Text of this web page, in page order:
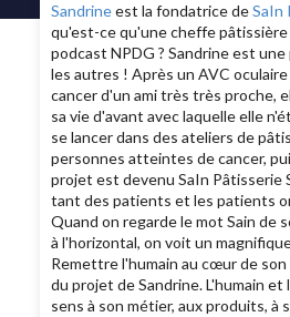
Sandrineest la fondatrice deSaIn
qu'est-ce qu'une cheffe
podcast NPDG ? Sandrine est
les autres ! Après un AVC
cancer d'un ami très très proche,
sa vie d'avant avec laquelle elle
se lancer dans des ateliers de
personnes atteintes de cancer,
projet est devenu SaIn Pâtisserie
tant des patients et les patients
Quand on regarde le mot Sain de
à l'horizontal, on voit un
Remettre l'humain au cœur de
du projet de Sandrine. L'humain et
sens à son métier, aux produits, à